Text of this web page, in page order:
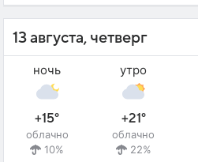
13 августа, четверг
ночь
+15°
облачно
10%
утро
+21°
облачно
22%